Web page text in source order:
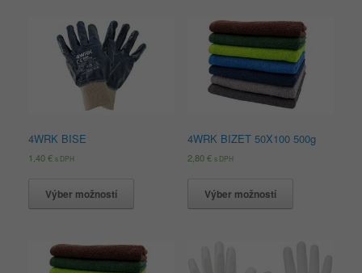
4WRK BISE
1,40€ s DPH
Výber možností
4WRK BIZET 50X100 500g
2,80€ s DPH
Výber možností